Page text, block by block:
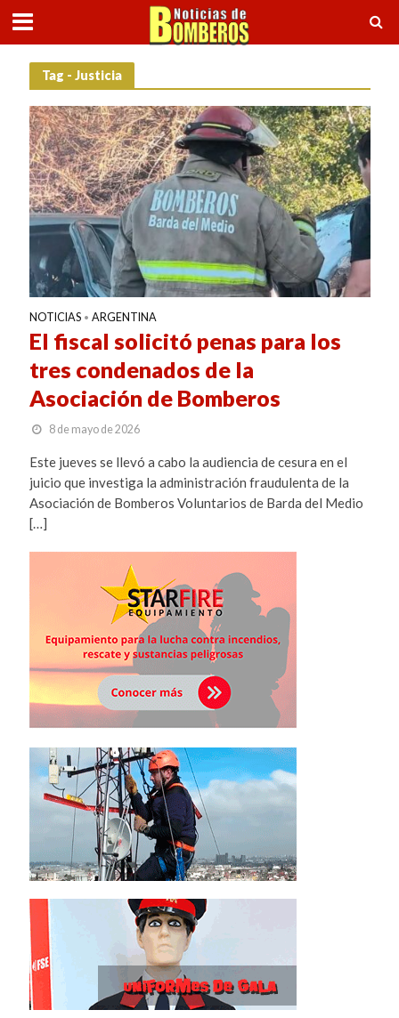
Tag - Justicia
NOTICIAS • ARGENTINA
El fiscal solicitó penas para los
tres condenados de la
Asociación de Bomberos
8 de mayo de 2026
Este jueves se llevó a cabo la audiencia de cesura en el
juicio que investiga la administración fraudulenta de la
Asociación de Bomberos Voluntarios de Barda del Medio
[…]